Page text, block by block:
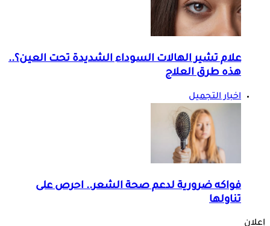
علام تشير الهالات السوداء الشديدة تحت العين؟..
هذه طرق العلاج
اخبار التجميل
فواكه ضرورية لدعم صحة الشعر.. احرص على
تناولها
إعلان